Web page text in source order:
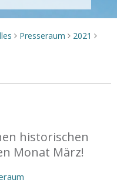
> Presseraum > 2021 >
historischen
Monat März!